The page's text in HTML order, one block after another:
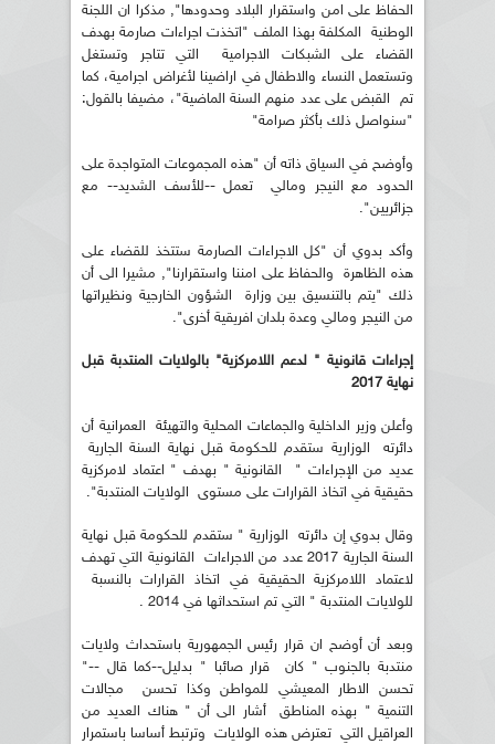
الحفاظ على امن واستقرار البلاد وحدودها", مذكرا ان اللجنة
الوطنية المكلفة بهذا الملف "اتخذت اجراءات صارمة بهدف
القضاء على الشبكات الاجرامية التي تتاجر وتستغل
وتستعمل النساء والاطفال في اراضينا لأغراض اجرامية، كما
تم القبض على عدد منهم السنة الماضية"، مضيفا بالقول:
"سنواصل ذلك بأكثر صرامة"
وأوضح في السياق ذاته أن "هذه المجموعات المتواجدة على
الحدود مع النيجر ومالي تعمل --للأسف الشديد-- مع
جزائريين".
وأكد بدوي أن "كل الاجراءات الصارمة ستتخذ للقضاء على
هذه الظاهرة والحفاظ على امننا واستقرارنا", مشيرا الى أن
ذلك "يتم بالتنسيق بين وزارة الشؤون الخارجية ونظيراتها
من النيجر ومالي وعدة بلدان افريقية أخرى".
إجراءات قانونية " لدعم اللامركزية" بالولايات المنتدبة قبل
نهاية 2017
وأعلن وزير الداخلية والجماعات المحلية والتهيئة العمرانية أن
دائرته الوزارية ستقدم للحكومة قبل نهاية السنة الجارية
عديد من الإجراءات " القانونية " بهدف " اعتماد لامركزية
حقيقية في اتخاذ القرارات على مستوى الولايات المنتدبة".
وقال بدوي إن دائرته الوزارية " ستقدم للحكومة قبل نهاية
السنة الجارية 2017 عدد من الاجراءات القانونية التي تهدف
لاعتماد اللامركزية الحقيقية في اتخاذ القرارات بالنسبة
للولايات المنتدبة " التي تم استحداثها في 2014 .
وبعد أن أوضح ان قرار رئيس الجمهورية باستحداث ولايات
منتدبة بالجنوب " كان قرار صائبا " بدليل--كما قال --"
تحسن الاطار المعيشي للمواطن وكذا تحسن مجالات
التنمية " بهذه المناطق أشار الى أن " هناك العديد من
العراقيل التي تعترض هذه الولايات وترتبط أساسا باستمرار